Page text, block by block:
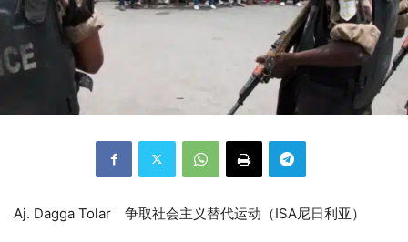
Aj. Dagga Tolar 争取社会主义替代运动（ISA尼日利亚）